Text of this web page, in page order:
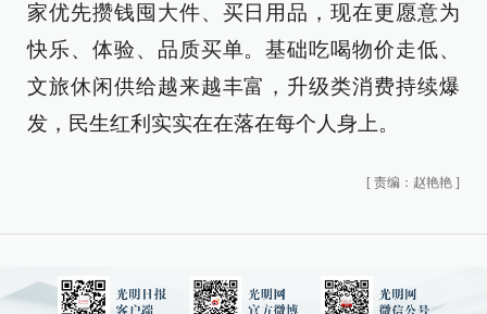
家优先攒钱囤大件、买日用品，现在更愿意为
快乐、体验、品质买单。基础吃喝物价走低、
文旅休闲供给越来越丰富，升级类消费持续爆
发，民生红利实实在在落在每个人身上。
[ 责编：赵艳艳 ]